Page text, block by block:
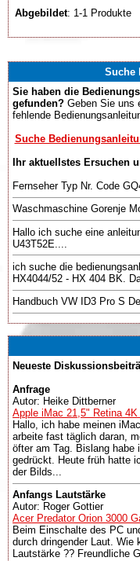
Abgebildet: 1-1 Produkte
Suche
Sie haben die
gefunden? Geben Sie uns
fehlende
Suche
Ihr aktuellstes Ersuchen
Fernseher Typ Nr. Code
Waschmaschine Gorenje
Hallo ich suche eine
U43T52E....
ich suche die
HX4044/52 - HX 404 BK.
Handbuch VW ID3 Pro S
Neueste
Anfrage
Autor: Heike Dittberner
Apple iMac 21,5" Retina 4K
Hallo, ich habe meinen
arbeite fast täglich daran,
öfter am Tag. Bislang habe
gedrückt. Heute früh hatte
der Bilds...
Anfangs Lautstärke
Autor: Roger Gottier
Acer Predator Orion 3000
Beim Einschalte des PC
durch dringender Laut. Wie
Lautstärke ?? Freundliche